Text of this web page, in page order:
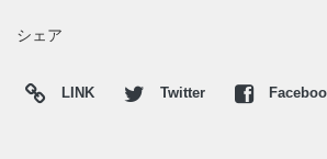
い。
シェア
LINK Twitter